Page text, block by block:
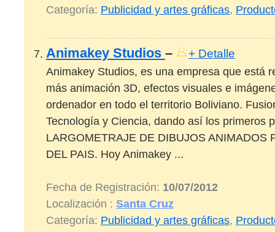
Categoría: Publicidad y artes gráficas,
Animakey Studios –
+ Detalle
Animakey Studios, es una empresa que está
más animación 3D, efectos visuales e
ordenador en todo el territorio Boliviano.
Tecnología y Ciencia, dando así los primeros
LARGOMETRAJE DE DIBUJOS ANIMADOS
DEL PAIS. Hoy Animakey ...
Fecha de Registración: 10/07/2012
Localización : Santa Cruz
Categoría: Publicidad y artes gráficas,